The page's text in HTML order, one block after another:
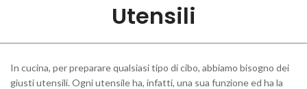
Utensili
In cucina, per preparare qualsiasi tipo di cibo, abbiamo bisogno dei
giusti utensili. Ogni utensile ha, infatti, una sua funzione ed ha la